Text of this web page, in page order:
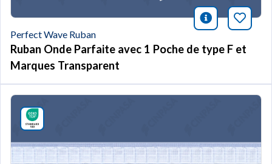
icono
Perfect Wave Ruban
Ruban Onde Parfaite avec 1 Poche de type F et
Marques Transparent